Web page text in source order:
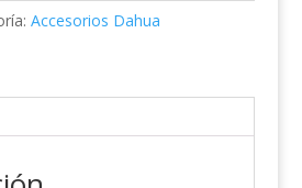
Accesorios Dahua